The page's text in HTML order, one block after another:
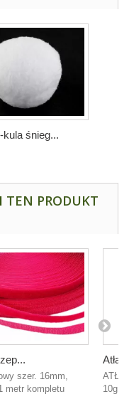
kula śnieg...
TEN PRODUKT
szer. 16mm,
metr kompletu
10g